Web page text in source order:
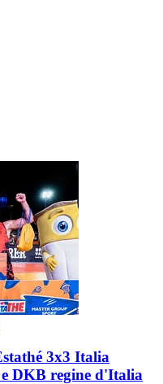
3x3 Italia
DKB regine d'Italia